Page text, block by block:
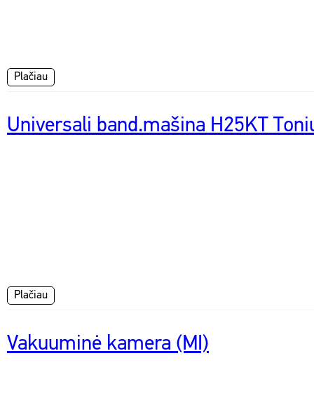
Plačiau
Universali band.mašina H25KT
Plačiau
Vakuuminė kamera (MI)